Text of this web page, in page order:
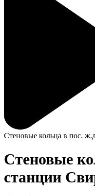
Стеновые кольца в пос.
Стеновые
станции